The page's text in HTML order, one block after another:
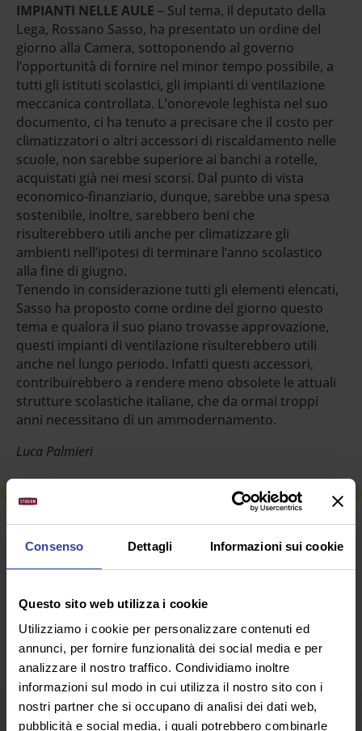
Consenso Dettagli Informazioni sui cookie
Questo sito web utilizza i cookie
Utilizziamo i cookie per personalizzare contenuti ed
annunci, per fornire funzionalità dei social media e per
analizzare il nostro traffico. Condividiamo inoltre
informazioni sul modo in cui utilizza il nostro sito con i
nostri partner che si occupano di analisi dei dati web,
pubblicità e social media, i quali potrebbero combinarle
IMPIANTI NELLE AULE – Sul tema, il deputato della
Lega, Rossano Sasso, ha presentato un ordine del
giorno alla Camera, sottoponendo al governo
l’opportunità di fornire nel minor tempo possibile, a
tutti gli istituti scolastici, gli impianti di ventilazione
meccanica controllata. L’onorevole leghista nel suo
documento, ci ha tenuto a precisare che il costo per
climatizzatori o altri accessori di riscaldamento nelle
scuole, non sarebbe superiore ai banchi a rotelle,
acquistati già nei mesi scorsi. Dal punto di vista
economico-finanziario, dunque, sarebbe una spesa
sostenibile, inoltre, sarebbero beni che
risulterebbero utili anche per climatizzare gli
ambienti nell’ipotesi di terminare l’anno scolastico
alla fine di giugno.
Tenendo in considerazione tutti gli elementi elencati,
Sasso ha proposto come ordine del giorno questo
tema e qualora il suo piano trovasse approvazione,
questi impianti di ventilazione risulterebbero utili
anche nel lungo periodo. Infatti questi accessori,
contribuirebbero a rendere meno obsolete le attuali
strutture scolastiche italiane, che da ormai troppi
anni necessitano di un ammodernamento.
Luca Palmieri
RICHIEDI INFORMAZIONI